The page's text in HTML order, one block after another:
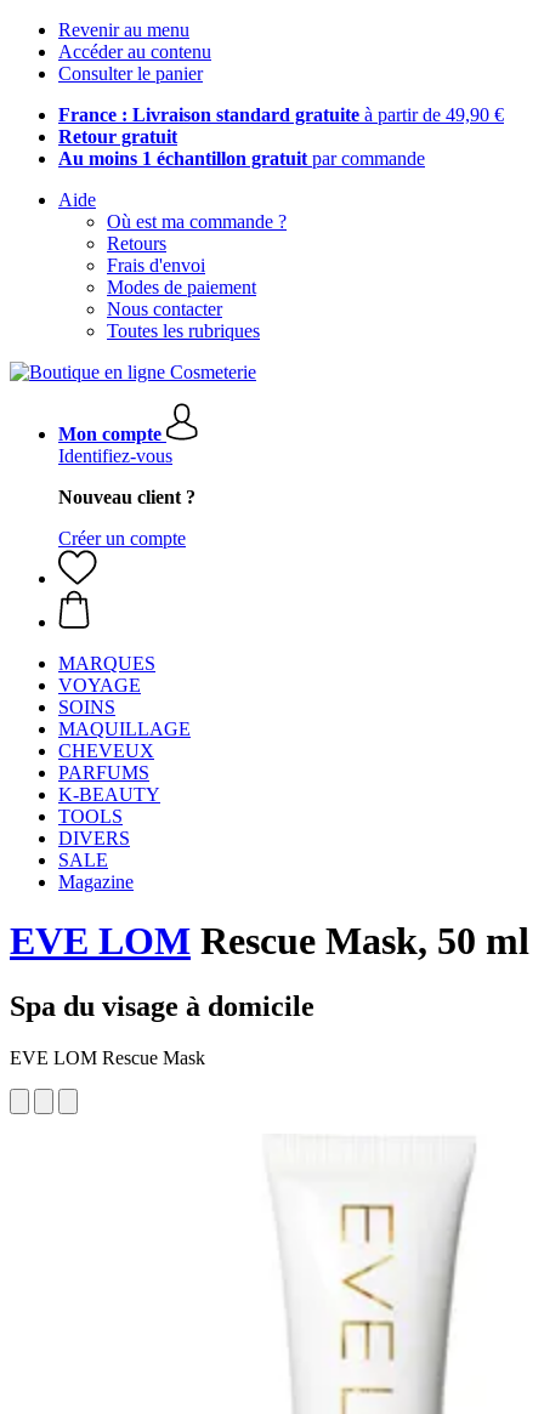
Revenir au menu
Accéder au contenu
Consulter le panier
France : Livraison standard gratuite à partir de 49,90 €
Retour gratuit
Au moins 1 échantillon gratuit par commande
Aide
Où est ma commande ?
Retours
Frais d'envoi
Modes de paiement
Nous contacter
Toutes les rubriques
Mon compte
Identifiez-vous
Nouveau client ?
Créer un compte
MARQUES
VOYAGE
SOINS
MAQUILLAGE
CHEVEUX
PARFUMS
K-BEAUTY
TOOLS
DIVERS
SALE
Magazine
EVE LOM Rescue Mask, 50 ml
Spa du visage à domicile
EVE LOM Rescue Mask